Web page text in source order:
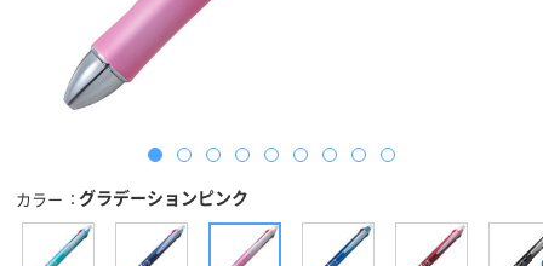
カラー グラデーションピンク